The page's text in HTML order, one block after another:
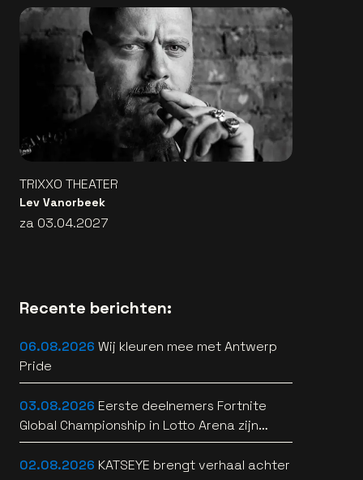
TRIXXO THEATER
Lev Vanorbeek
za 03.04.2027
Recente berichten:
06.08.2026 Wij kleuren mee met Antwerp
Pride
03.08.2026 Eerste deelnemers Fortnite
Global Championship in Lotto Arena zijn
bekend
02.08.2026 KATSEYE brengt verhaal achter